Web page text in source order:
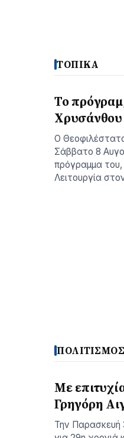
ΤΟΠΙΚΑ
Το
Χρυσάνθου
Ο
Σάββατο 8
πρόγραμμα του,
Λειτουργία
ΠΟΛΙΤΙΣΜΟΣ
Με
Γρηγόρη
Την Παρασκευή